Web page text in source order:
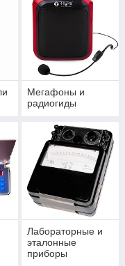
Мегафоны и
радиогиды
Лабораторные и
эталонные
приборы